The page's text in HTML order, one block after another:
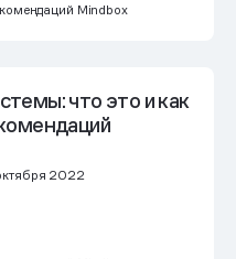
Mindbox
что это и как
2022